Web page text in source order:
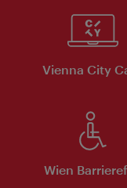
Vienna City
Wien